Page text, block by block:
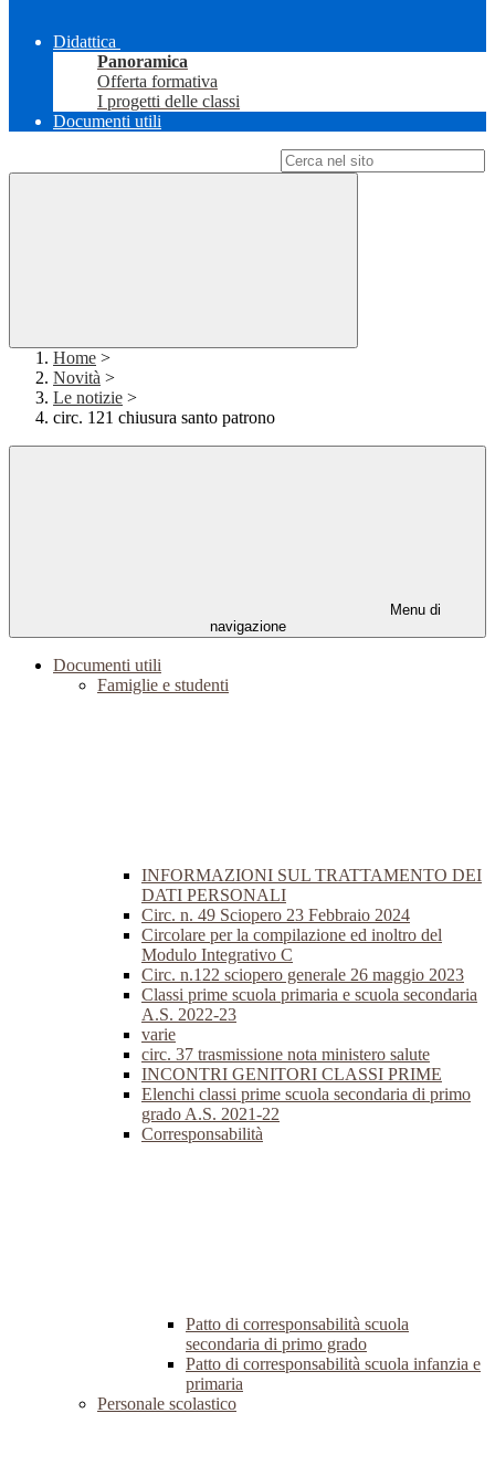
Didattica
Panoramica
Offerta formativa
I progetti delle classi
Documenti utili
Home >
Novità >
Le notizie >
circ. 121 chiusura santo patrono
Menu di
navigazione
Documenti utili
Famiglie e studenti
INFORMAZIONI SUL TRATTAMENTO DEI
DATI PERSONALI
Circ. n. 49 Sciopero 23 Febbraio 2024
Circolare per la compilazione ed inoltro del
Modulo Integrativo C
Circ. n.122 sciopero generale 26 maggio 2023
Classi prime scuola primaria e scuola secondaria
A.S. 2022-23
varie
circ. 37 trasmissione nota ministero salute
INCONTRI GENITORI CLASSI PRIME
Elenchi classi prime scuola secondaria di primo
grado A.S. 2021-22
Corresponsabilità
Patto di corresponsabilità scuola
secondaria di primo grado
Patto di corresponsabilità scuola infanzia e
primaria
Personale scolastico